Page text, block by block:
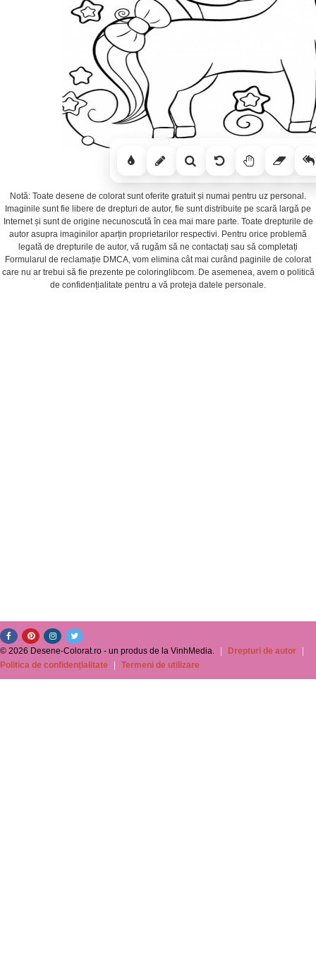
Notă: Toate desene de colorat sunt oferite gratuit și numai pentru uz personal.
Imaginile sunt fie libere de drepturi de autor, fie sunt distribuite pe scară largă pe
Internet și sunt de origine necunoscută în cea mai mare parte. Toate drepturile de
autor asupra imaginilor aparțin proprietarilor respectivi. Pentru orice problemă
legată de drepturile de autor, vă rugăm să ne contactați sau să completați
Formularul de reclamație DMCA, vom elimina cât mai curând paginile de colorat
care nu ar trebui să fie prezente pe coloringlibcom. De asemenea, avem o politică
de confidențialitate pentru a vă proteja datele personale.
© 2026 Desene-Colorat.ro - un produs de la VinhMedia. Drepturi de autor
Politica de confidențialitate
Termeni de utilizare